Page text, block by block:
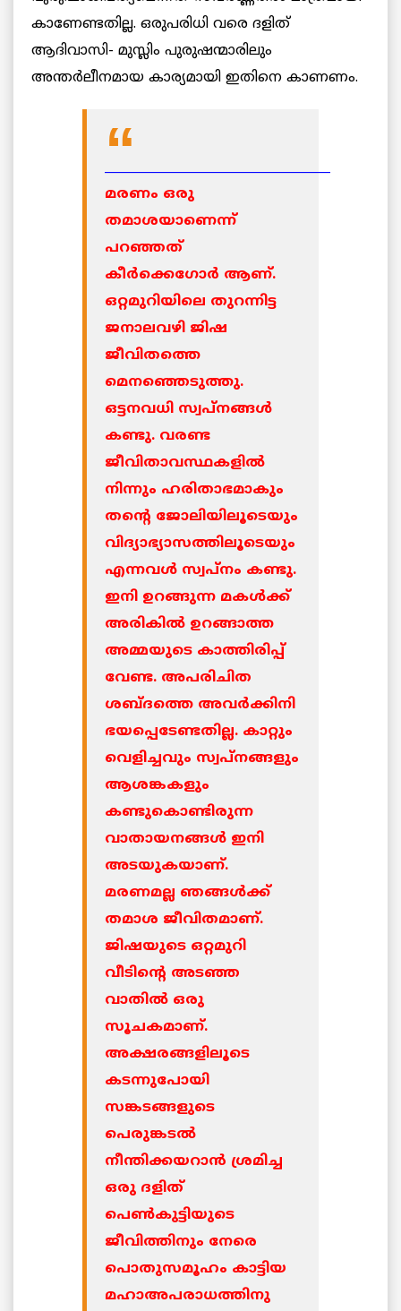
കാണേണ്ടതില്ല. ഒരുപരിധി വരെ ദളിത്
ആദിവാസി- മുസ്ലിം പുരുഷന്മാരിലും
അന്തര്‍ലീനമായ കാര്യമായി ഇതിനെ കാണണം.
മരണം ഒരു
തമാശയാണെന്ന്
പറഞ്ഞത്
കീര്‍ക്കെഗോര്‍ ആണ്.
ഒറ്റമുറിയിലെ തുറന്നിട്ട
ജനാലവഴി ജിഷ
ജീവിതത്തെ
മെനഞ്ഞെടുത്തു.
ഒട്ടനവധി സ്വപ്നങ്ങള്‍
കണ്ടു. വരണ്ട
ജീവിതാവസ്ഥകളില്‍
നിന്നും ഹരിതാഭമാകും
തന്റെ ജോലിയിലൂടെയും
വിദ്യാഭ്യാസത്തിലൂടെയും
എന്നവള്‍ സ്വപ്നം കണ്ടു.
ഇനി ഉറങ്ങുന്ന മകള്‍ക്ക്
അരികില്‍ ഉറങ്ങാത്ത
അമ്മയുടെ കാത്തിരിപ്പ്
വേണ്ട. അപരിചിത
ശബ്ദത്തെ അവര്‍ക്കിനി
ഭയപ്പെടേണ്ടതില്ല. കാറ്റും
വെളിച്ചവും സ്വപ്നങ്ങളും
ആശങ്കകളും
കണ്ടുകൊണ്ടിരുന്ന
വാതായനങ്ങള്‍ ഇനി
അടയുകയാണ്.
മരണമല്ല ഞങ്ങള്‍ക്ക്
തമാശ ജീവിതമാണ്.
ജിഷയുടെ ഒറ്റമുറി
വീടിന്റെ അടഞ്ഞ
വാതില്‍ ഒരു
സൂചകമാണ്.
അക്ഷരങ്ങളിലൂടെ
കടന്നുപോയി
സങ്കടങ്ങളുടെ
പെരുങ്കടല്‍
നീന്തിക്കയറാന്‍ ശ്രമിച്ച
ഒരു ദളിത്
പെണ്‍കുട്ടിയുടെ
ജീവിത്തിനും നേരെ
പൊതുസമൂഹം കാട്ടിയ
മഹാഅപരാധത്തിനു